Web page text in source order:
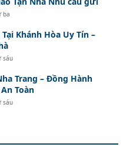
ba
Khánh Hòa Uy Tín –
sáu
Trang – Đồng Hành
Toàn
sáu